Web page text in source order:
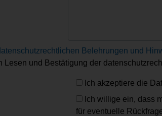
Belehrungen und
und Bestätigung der
Ich akzeptiere die
Ich willige ein, dass
für eventuelle